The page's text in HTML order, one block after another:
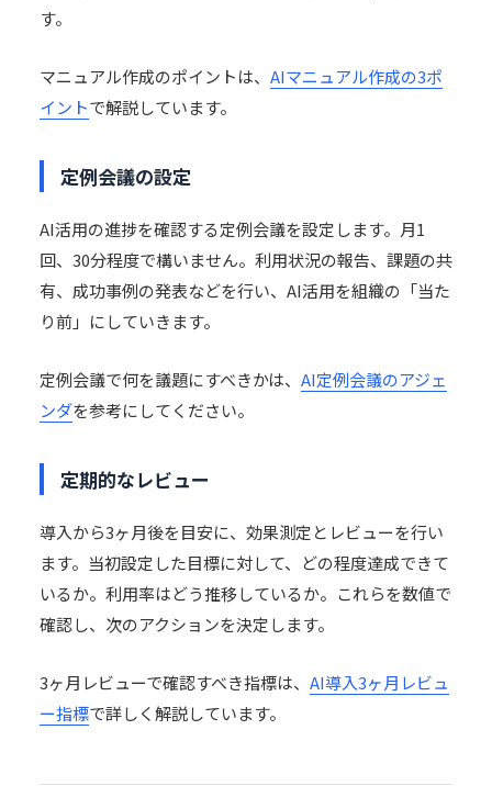
す。
マニュアル作成のポイントは、 AIマニュアル作成の3ポ
イントで解説しています。
定例会議の設定
AI活用の進捗を確認する定例会議を設定します。月1
回、30分程度で構いません。利用状況の報告、課題の共
有、成功事例の発表などを行い、AI活用を組織の「当た
り前」にしていきます。
定例会議で何を議題にすべきかは、 AI定例会議のアジェ
ンダを参考にしてください。
定期的なレビュー
導入から3ヶ月後を目安に、効果測定とレビューを行い
ます。当初設定した目標に対して、どの程度達成できて
いるか。利用率はどう推移しているか。これらを数値で
確認し、次のアクションを決定します。
3ヶ月レビューで確認すべき指標は、 AI導入3ヶ月レビュ
ー指標で詳しく解説しています。